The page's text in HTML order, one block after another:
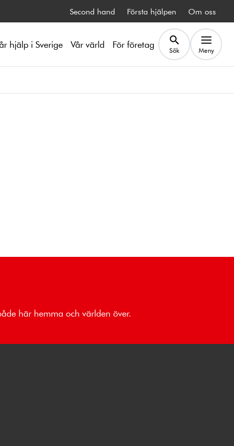
Second hand Första hjälpen Om oss
hjälp i Sverige Vår värld För företag Sök Meny
här hemma och världen över.